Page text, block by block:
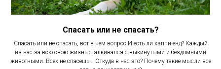
Спасать или не спасать?
Спасать или не спасать, вот в чем вопрос.И есть ли хэппи-енд? Каждый
из нас за всю свою жизнь сталкивался с выкинутыми и бездомными
животными. Всех не спасешь... Откуда в нас это? Почему такие мысли все